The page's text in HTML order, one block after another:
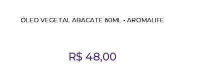
ÓLEO VEGETAL ABACATE 60ML - AROMALIFE
R$ 48,00